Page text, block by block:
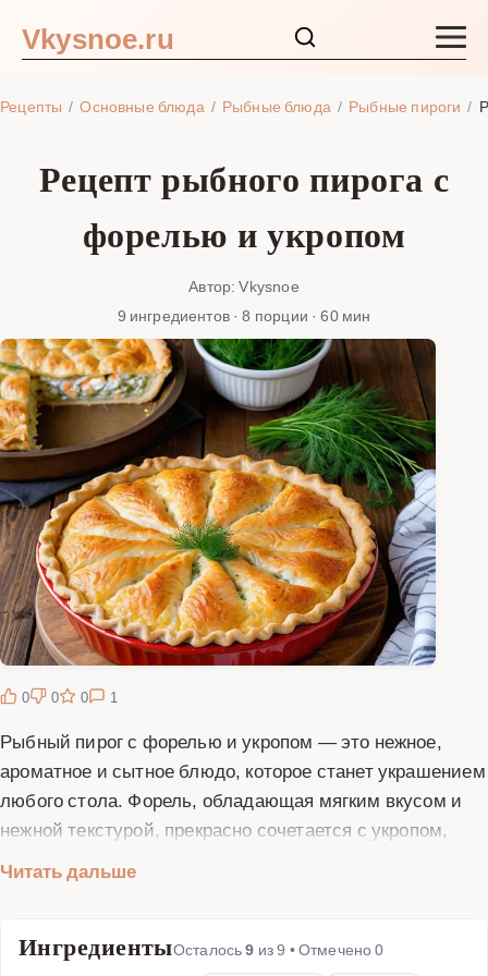
Vkysnoe.ru
Рецепты Основные блюда Рыбные блюда Рыбные пироги
Рецепт рыбного пирога с
форелью и укропом
Автор: Vkysnoe
9 ингредиентов · 8 порции · 60 мин
0 0 0 1
Рыбный пирог с форелью и укропом — это нежное,
ароматное и сытное блюдо, которое станет украшением
любого стола. Форель, обладающая мягким вкусом и
нежной текстурой, прекрасно сочетается с укропом,
для такого пирога можно приготовить как дрожжевое,
предпочтений. В начинку, помимо форели и укропа,
Читать дальше
ИнгредиентыОсталось9 из9 • Отмечено0